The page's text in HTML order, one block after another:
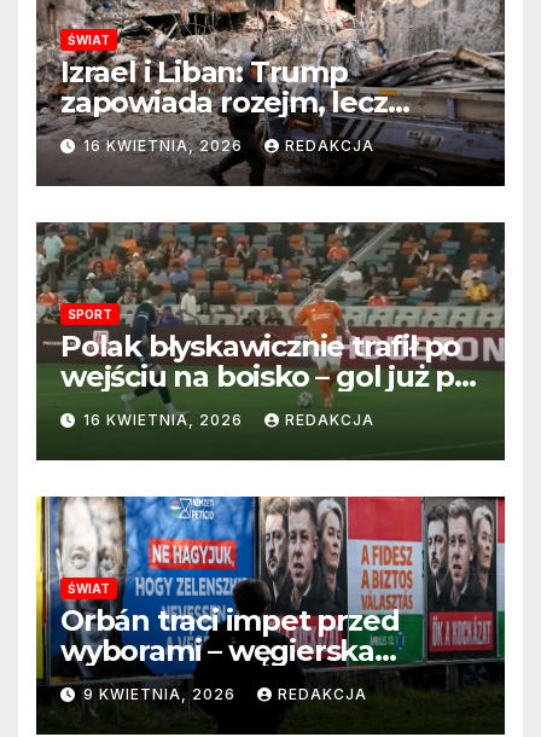
ŚWIAT
Izrael i Liban: Trump
zapowiada rozejm, lecz
perspektywa zakończenia
wojny wciąż odległa
16 KWIETNIA, 2026 REDAKCJA
SPORT
Polak błyskawicznie trafił po
wejściu na boisko – gol już po
22 sekundach!
16 KWIETNIA, 2026 REDAKCJA
ŚWIAT
Orbán traci impet przed
wyborami – węgierska
propaganda przestaje
przekonywać
9 KWIETNIA, 2026 REDAKCJA